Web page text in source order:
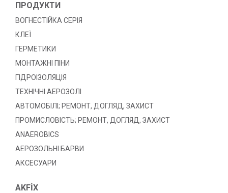
ПРОДУКТИ
ВОГНЕСТІЙКА СЕРІЯ
КЛЕЇ
ГЕРМЕТИКИ
МОНТАЖНІ ПІНИ
ГІДРОІЗОЛЯЦІЯ
ТЕХНІЧНІ АЕРОЗОЛІ
АВТОМОБІЛІ; РЕМОНТ, ДОГЛЯД, ЗАХИСТ
ПРОМИСЛОВІСТЬ; РЕМОНТ, ДОГЛЯД, ЗАХИСТ
ANAEROBICS
АЕРОЗОЛЬНІ БАРВИ
АКСЕСУАРИ
AKFİX